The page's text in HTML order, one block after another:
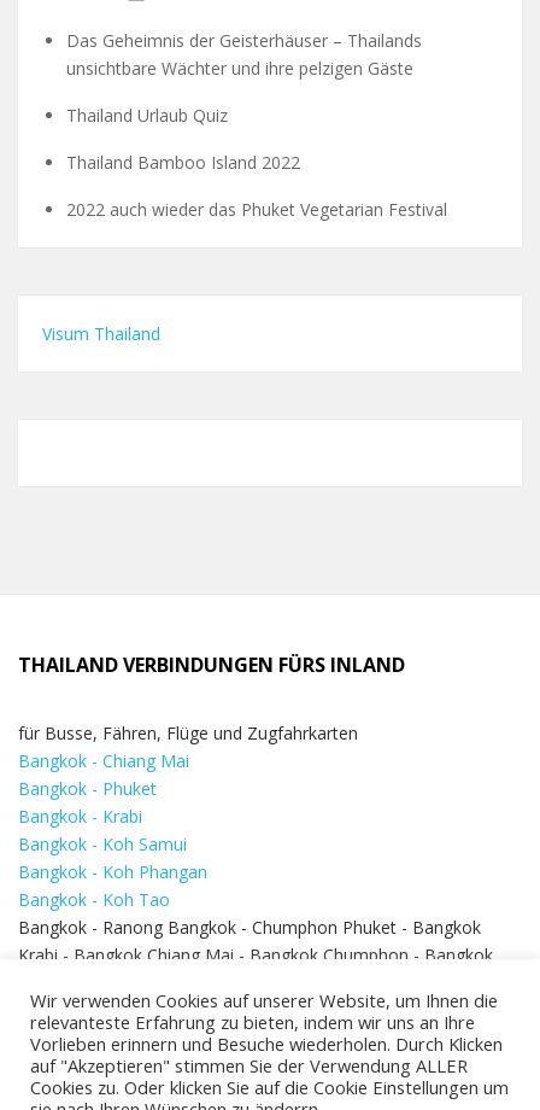
Das Geheimnis der Geisterhäuser – Thailands
unsichtbare Wächter und ihre pelzigen Gäste
Thailand Urlaub Quiz
Thailand Bamboo Island 2022
2022 auch wieder das Phuket Vegetarian Festival
Visum Thailand
THAILAND VERBINDUNGEN FÜRS INLAND
für Busse, Fähren, Flüge und Zugfahrkarten
Bangkok - Chiang Mai
Bangkok - Phuket
Bangkok - Krabi
Bangkok - Koh Samui
Bangkok - Koh Phangan
Bangkok - Koh Tao
Bangkok - Ranong Bangkok - Chumphon Phuket - Bangkok
Krabi - Bangkok Chiang Mai - Bangkok Chumphon - Bangkok
Bangkok - Hua Hin
Wir verwenden Cookies auf unserer Website, um Ihnen die
relevanteste Erfahrung zu bieten, indem wir uns an Ihre
Vorlieben erinnern und Besuche wiederholen. Durch Klicken
auf "Akzeptieren" stimmen Sie der Verwendung ALLER
Cookies zu. Oder klicken Sie auf die Cookie Einstellungen um